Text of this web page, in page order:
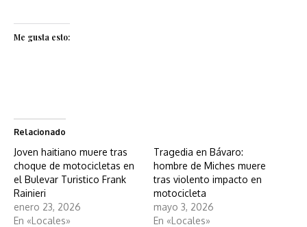
Me gusta esto:
Relacionado
Joven haitiano muere tras
choque de motocicletas en
el Bulevar Turistico Frank
Rainieri
enero 23, 2026
En «Locales»
Tragedia en Bávaro:
hombre de Miches muere
tras violento impacto en
motocicleta
mayo 3, 2026
En «Locales»